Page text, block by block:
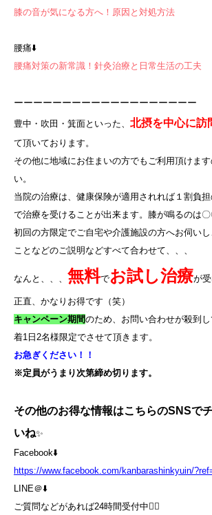
膝の音が気になる方へ！原因と対処方法
腰痛⬇️
腰痛対策の新常識！針灸治療と日常生活の工夫
ーーーーーーーーーーーーーーーーーーー
豊中・吹田・箕面といった、 北摂を中心に訪
て頂いております。
その他に地域にお住まいの方でもご利用頂けま
い。
当院の治療は、健康保険が適用されれば１割負
で治療を受けることが出来ます。膝が鳴るのは〇
初回の方限定でご自宅や介護施設の方へお伺い
ことなどのご説明などすべて合わせて、、、
なんと、、、 無料でお試し治療が
正直、かなりお得です（笑）
キャンペーン期間のため、お問い合わせが殺到
着1 日 2名様限定でさせて頂きます。
お急ぎください！！
※定員がうまり次第締め切ります。
その他のお得な情報はこちらのSNSで
いね✨
Facebook⬇️
https://www.facebook.com/kanbarashinkyuin/
LINE＠⬇️
ご質問などがあれば24時間受付中💁‍♀️